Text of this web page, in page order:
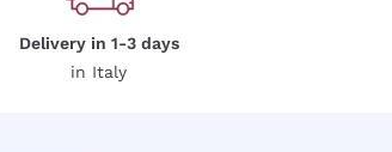
Delivery in 1-3 days
in Italy